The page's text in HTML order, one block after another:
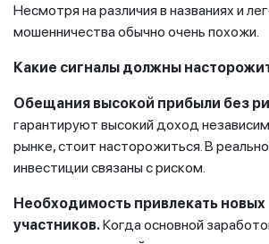
Несмотря на различия в названиях и
мошенничества обычно очень похожи.
Какие сигналы должны
Обещания высокой прибыли без
гарантируют высокий доход
рынке, стоит насторожиться. В
инвестиции связаны с риском.
Необходимость привлекать новых
участников.Когда основной